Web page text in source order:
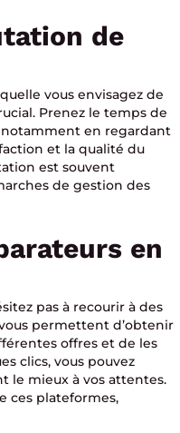
de
vous envisagez de
Prenez le temps de
notamment en regardant
et la qualité du
est souvent
de gestion des
en
pas à recourir à des
permettent d’obtenir
offres et de les
clics, vous pouvez
le mieux à vos attentes.
ces plateformes,